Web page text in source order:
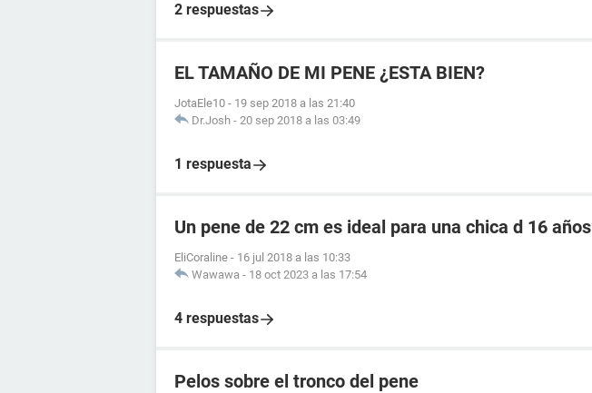
2 respuestas
EL TAMAÑO DE MI PENE ¿ESTA BIEN?
JotaEle10 - 19 sep 2018 a las 21:40
Dr.Josh - 20 sep 2018 a las 03:49
1 respuesta
Un pene de 22 cm es ideal para una chica d 16 años
EliCoraline - 16 jul 2018 a las 10:33
Wawawa - 18 oct 2023 a las 17:54
4 respuestas
Pelos sobre el tronco del pene